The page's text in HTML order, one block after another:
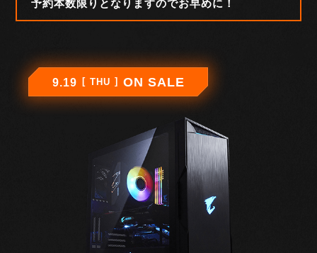
予約本数限りとなりますのでお早めに！
9.19 THU ON SALE